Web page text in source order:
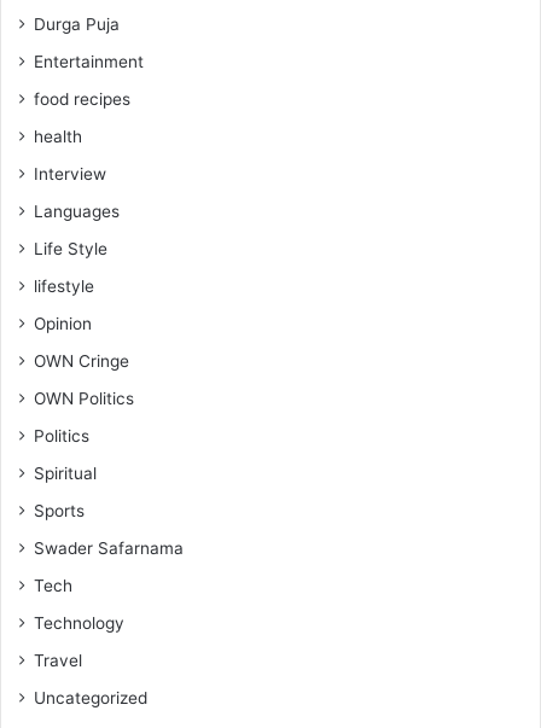
Durga Puja
Entertainment
food recipes
health
Interview
Languages
Life Style
lifestyle
Opinion
OWN Cringe
OWN Politics
Politics
Spiritual
Sports
Swader Safarnama
Tech
Technology
Travel
Uncategorized